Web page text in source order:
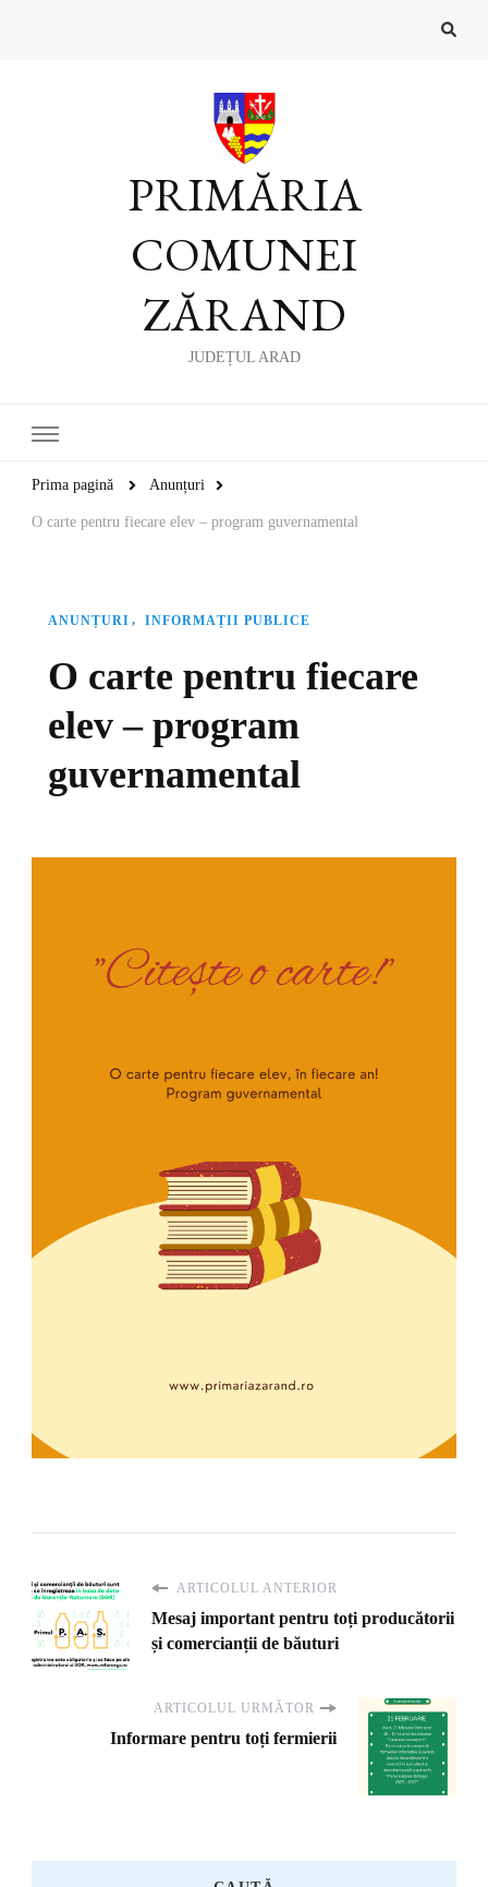
PRIMĂRIA
COMUNEI
ZĂRAND
JUDEȚUL ARAD
Prima pagină Anunțuri
O carte pentru fiecare elev – program guvernamental
ANUNȚURI INFORMAȚII PUBLICE
O carte pentru fiecare
elev – program
guvernamental
ARTICOLUL ANTERIOR
Mesaj important pentru toți producătorii
și comercianții de băuturi
ARTICOLUL URMĂTOR
Informare pentru toți fermierii